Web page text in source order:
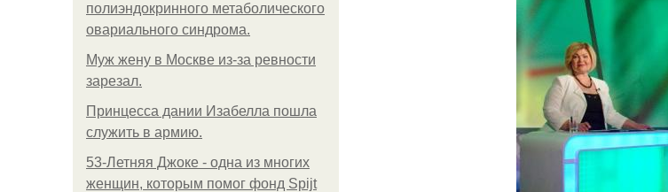
полиэндокринного метаболического
овариального синдрома.
Mуж жену в Москве из-за ревности
зарезал.
Принцесса дании Изабелла пошла
служить в армию.
53-Летняя Джоке - одна из многих
женщин, которым помог фонд Spijt